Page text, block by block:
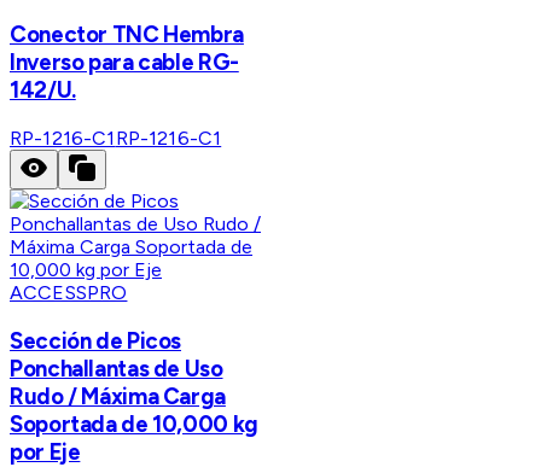
Conector TNC Hembra
Inverso para cable RG-
142/U.
RP-1216-C1 RP-1216-C1
ACCESSPRO
Sección de Picos
Ponchallantas de Uso
Rudo / Máxima Carga
Soportada de 10,000 kg
por Eje